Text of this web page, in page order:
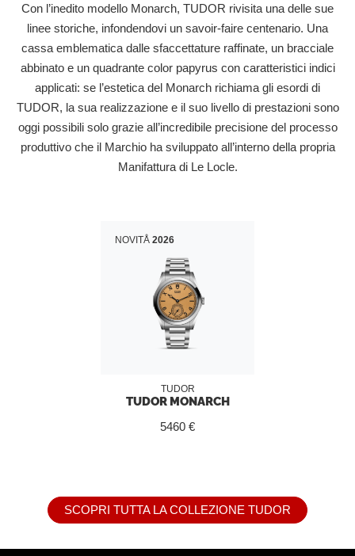
Con l’inedito modello Monarch, TUDOR rivisita una delle sue
linee storiche, infondendovi un savoir‑faire centenario. Una
cassa emblematica dalle sfaccettature raffinate, un bracciale
abbinato e un quadrante color papyrus con caratteristici indici
applicati: se l’estetica del Monarch richiama gli esordi di
TUDOR, la sua realizzazione e il suo livello di prestazioni sono
oggi possibili solo grazie all’incredibile precisione del processo
produttivo che il Marchio ha sviluppato all’interno della propria
Manifattura di Le Locle.
NOVITÅ 2026
TUDOR
TUDOR MONARCH
5460 €
SCOPRI TUTTA LA COLLEZIONE TUDOR